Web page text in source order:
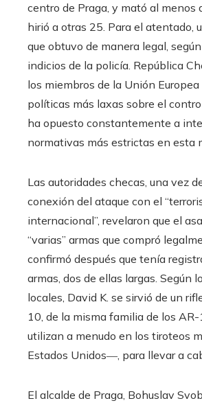
centro de Praga, y mató al menos
hirió a otras 25. Para el atentado,
que obtuvo de manera legal,
indicios de la policía. República
los miembros de la Unión Europea
políticas más laxas sobre el
ha opuesto constantemente a
normativas más estrictas en esta
Las autoridades checas, una vez
conexión del ataque con el
internacional”, revelaron que el
“varias” armas que compró
confirmó después que tenía
armas, dos de ellas largas. Según
locales, David K. se sirvió de un
10, de la misma familia de los
utilizan a menudo en los tiroteos
Estados Unidos―, para llevar a
El alcalde de Praga, Bohuslav